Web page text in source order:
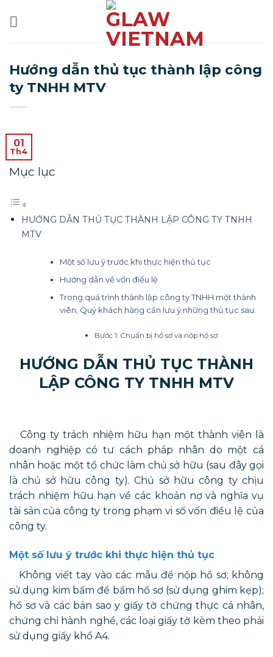
Hướng dẫn thủ tục thành lập công
ty TNHH MTV
01
Th4
Mục lục
HƯỚNG DẪN THỦ TỤC THÀNH LẬP CÔNG TY TNHH
MTV
Một số lưu ý trước khi thực hiện thủ tục
Hướng dẫn về vốn điều lệ
Trong quá trình thành lập công ty TNHH một thành
viên, Quý khách hàng cần lưu ý những thủ tục sau:
Bước 1: Chuẩn bị hồ sơ và nộp hồ sơ
HƯỚNG DẪN THỦ TỤC THÀNH
LẬP CÔNG TY TNHH MTV
Công ty trách nhiệm hữu hạn một thành viên là
doanh nghiệp có tư cách pháp nhân do một cá
nhân hoặc một tổ chức làm chủ sở hữu (sau đây gọi
là chủ sở hữu công ty). Chủ sở hữu công ty chịu
trách nhiệm hữu hạn về các khoản nợ và nghĩa vụ
tài sản của công ty trong phạm vi số vốn điều lệ của
công ty.
Một số lưu ý trước khi thực hiện thủ tục
Không viết tay vào các mẫu để nộp hồ sơ; không
sử dụng kim bấm để bấm hồ sơ (sử dụng ghim kẹp);
hồ sơ và các bản sao y giấy tờ chứng thực cá nhân,
chứng chỉ hành nghề, các loại giấy tờ kèm theo phải
sử dụng giấy khổ A4.